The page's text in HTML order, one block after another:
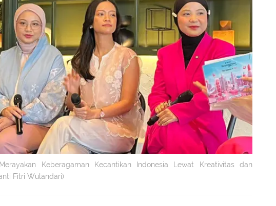
Keberagaman Kecantikan Indonesia Lewat Kreativitas dan
Fitri Wulandari)